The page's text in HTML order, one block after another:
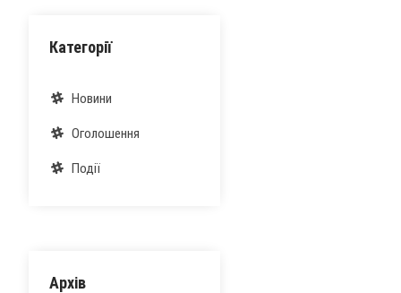
Категорії
Новини
Оголошення
Події
Архів